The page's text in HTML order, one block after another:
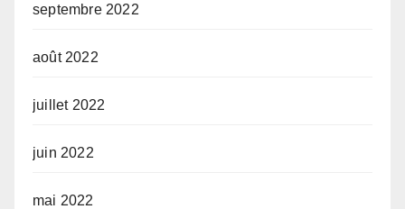
septembre 2022
août 2022
juillet 2022
juin 2022
mai 2022